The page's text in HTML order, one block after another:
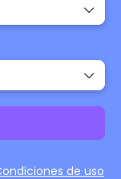
de uso